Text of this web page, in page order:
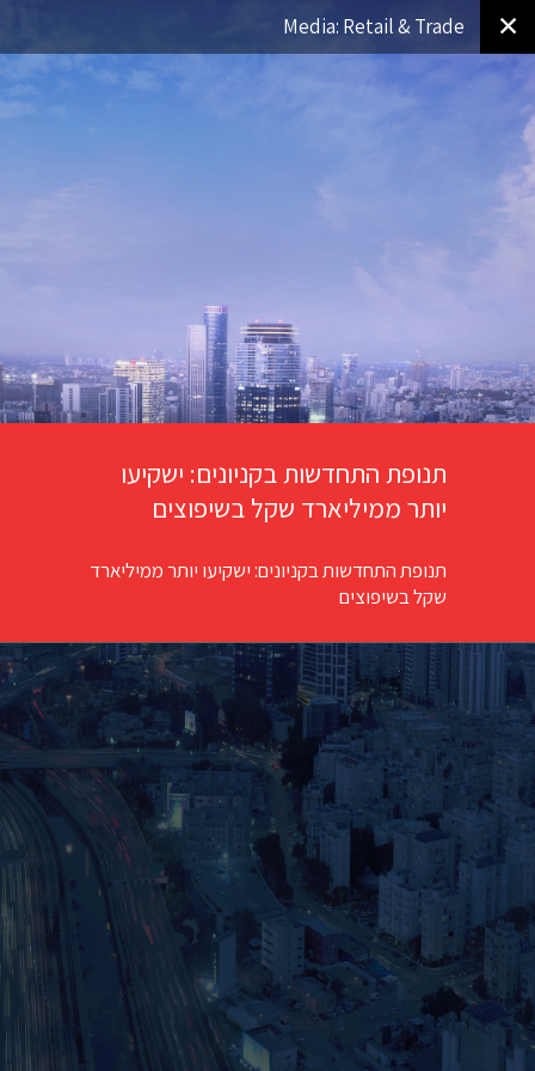
✕
Media: Retail & Trade
תנופת התחדשות בקניונים: ישקיעו
יותר ממיליארד שקל בשיפוצים
תנופת התחדשות בקניונים: ישקיעו יותר ממיליארד
שקל בשיפוצים